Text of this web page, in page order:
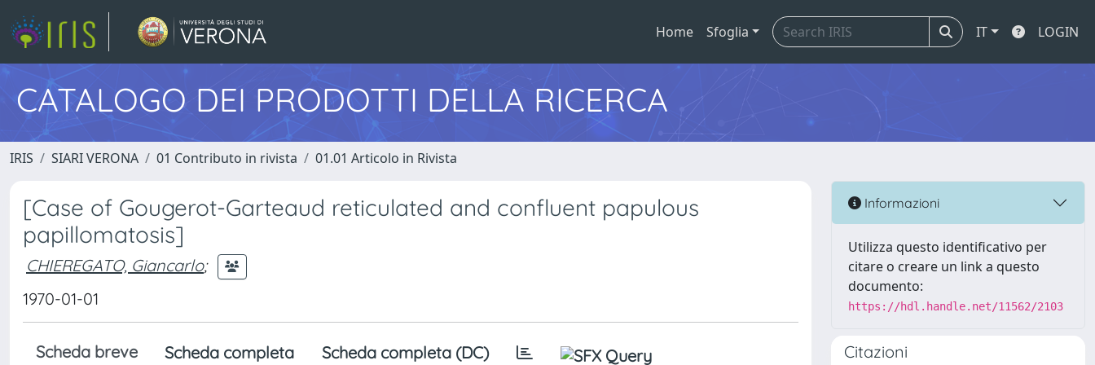
Home Sfoglia IT LOGIN
CATALOGO DEI PRODOTTI DELLA RICERCA
IRIS SIARI VERONA 01 Contributo in rivista 01.01 Articolo in Rivista
[Case of Gougerot-Garteaud reticulated and confluent papulous
papillomatosis]
CHIEREGATO, Giancarlo;
1970-01-01
Scheda breve Scheda completa Scheda completa (DC)
Informazioni
Utilizza questo identificativo per
citare o creare un link a questo
documento:
https://hdl.handle.net/11562/2103
Citazioni